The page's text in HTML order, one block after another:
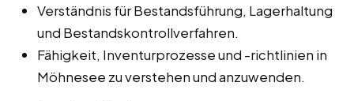
Verständnis für Bestandsführung, Lagerhaltung
und Bestandskontrollverfahren.
Fähigkeit, Inventurprozesse und -richtlinien in
Möhnesee zu verstehen und anzuwenden.